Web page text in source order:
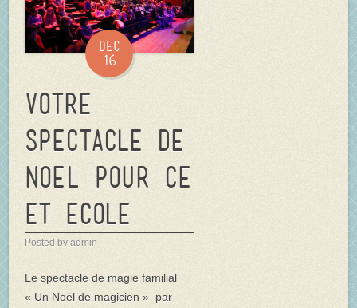
Dec
16
Votre
spectacle de
NOEL pour CE
et Ecole
Posted by admin
Le spectacle de magie familial
« Un Noël de magicien » par